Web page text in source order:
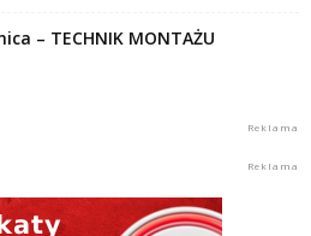
– TECHNIK MONTAŻU